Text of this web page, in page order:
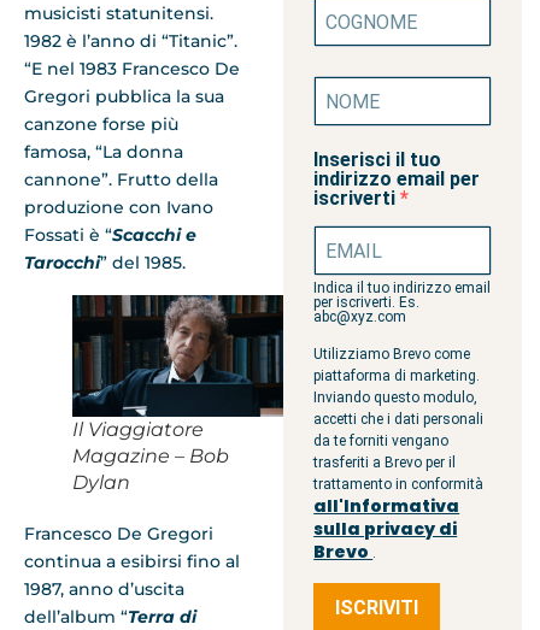
musicisti statunitensi.
1982 è l’anno di “Titanic”.
“E nel 1983 Francesco De
Gregori pubblica la sua
canzone forse più
famosa, “La donna
cannone”. Frutto della
produzione con Ivano
Fossati è “Scacchi e
Tarocchi” del 1985.
Il Viaggiatore
Magazine – Bob
Dylan
Francesco De Gregori
continua a esibirsi fino al
1987, anno d’uscita
dell’album “Terra di
Inserisci il tuo
indirizzo email per
iscriverti
Indica il tuo indirizzo email
per iscriverti. Es.
abc@xyz.com
Utilizziamo Brevo come
piattaforma di marketing.
Inviando questo modulo,
accetti che i dati personali
da te forniti vengano
trasferiti a Brevo per il
trattamento in conformità
all'Informativa
sulla privacy di
Brevo .
ISCRIVITI